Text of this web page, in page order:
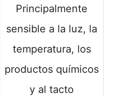
Principalmente
sensible a la luz, la
temperatura, los
productos químicos
y al tacto